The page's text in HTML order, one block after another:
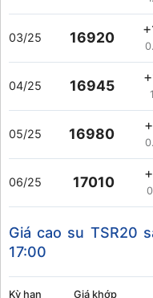
03/25 16920
04/25 16945
05/25 16980
06/25 17010
Giá cao su TSR20
17:00
Kỳ hạn Giá khớp